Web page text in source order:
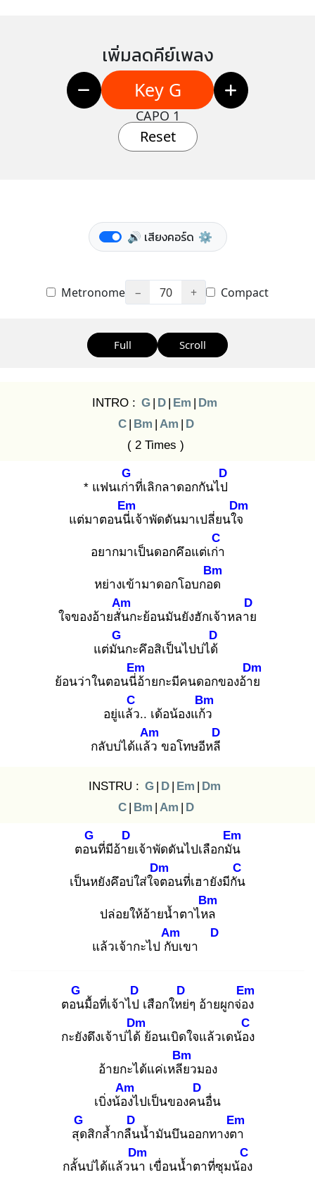
เพิ่มลดคีย์เพลง
Key G
CAPO 1
Reset
🔊 เสียงคอร์ด ⚙️
Metronome − 70 + Compact
Full Scroll
INTRO : G | D | Em | Dm
C | Bm | Am | D
( 2 Times )
* แฟนเก่า
G
ที่เลิกลาดอกกันไป
D
แต่มาตอนนี่เ
Em
จ้าพัดดันมาเปลี่ยนใจ
Dm
อยากมาเป็นดอกคึอแต่เก่า
C
หย่างเข้ามาดอกโอบกอด
Bm
ใจของอ้ายสั่น
Am
กะย้อนมันยังฮักเจ้าหลาย
D
แต่มัน
G
กะคึอสิเป็นไปบ่ได้
D
ย้อนว่าในตอนนี่อ้
Em
ายกะมีคนดอกของอ้าย
Dm
อยู่แล้ว
C
.. เด้อน้องแก้ว
Bm
กลับบ่ได้แล้ว
Am
ขอโทษอีหลี
D
INSTRU : G | D | Em | Dm
C | Bm | Am | D
ตอน
G
ที่มีอ้าย
D
เจ้าพัดดันไปเลือกมัน
Em
เป็นหยังคึอบ่ใส่ใจต
Dm
อนที่เฮายังมีกัน
C
ปล่อยให้อ้ายน้ำตาไหล
Bm
แล้วเจ้ากะไป กับ
Am
เขา
D
ตอน
G
มื้อที่เจ้าไป
D
เสือกใหย่
D
ๆ อ้ายผูกจ่อง
Em
กะยังดึงเจ้าบ่ได้
Dm
ย้อนเบิดใจแล้วเดน้อง
C
อ้ายกะได้แค่เหลีย
Bm
วมอง
เบิ่งน้อง
Am
ไปเป็นของคน
D
อื่น
สุด
G
สิกล้ำกลืน
D
น้ำมันบึนออกทางตา
Em
กลั้นบ่ได้แล้วนา
Dm
เขื่อนน้ำตาที่ซุมน้อง
C